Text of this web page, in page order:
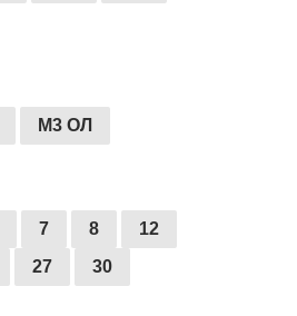
М3 ОЛ
7 8
12
27 30